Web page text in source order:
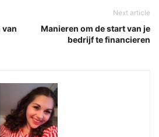
van
Next article
Manieren om de start van je
bedrijf te financieren